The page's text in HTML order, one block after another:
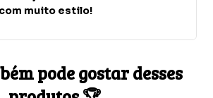
muito estilo!
pode gostar desses